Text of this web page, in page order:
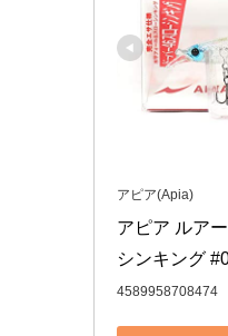
アピア(Apia)
アピア ルア
シンキング
4589958708474